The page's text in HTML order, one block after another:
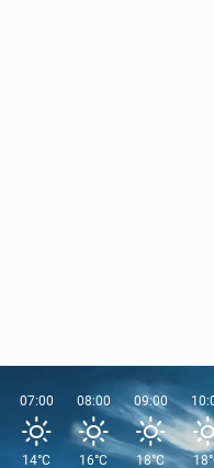
07:00
14°C
08:00
16°C
09:00
18°C